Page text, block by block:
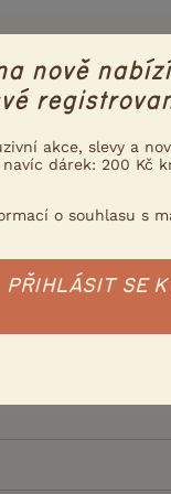
22.2 ? Podle
a jedná se o
nebo tři dny
připustit nebo ne
nechat jí v Klidu .
nově
akce, slevy a
navíc dárek: 200 Kč
o souhlasu s
PŘIHLÁSIT SE